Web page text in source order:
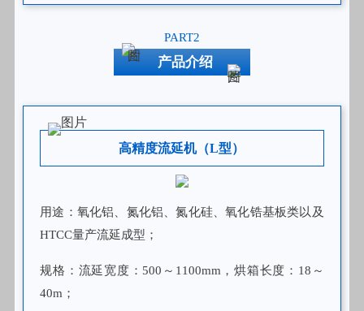
PART2
产品介绍
高精度流延机（L型）
用途：氧化铝、氮化铝、氮化硅、氧化锆基板类以及
HTCC量产流延成型；
规格：流延宽度：500～1100mm，烘箱长度：18～
40m；